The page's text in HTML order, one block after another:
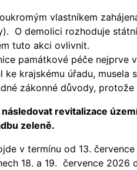
vlastníkem
O demolici rozhoduje
tuto akci ovlivnit.
památkové péče nejprve
krajskému úřadu, musela
zákonné důvody,
revitalizace
zeleně.
v termínu od 13.
18. a 19. července